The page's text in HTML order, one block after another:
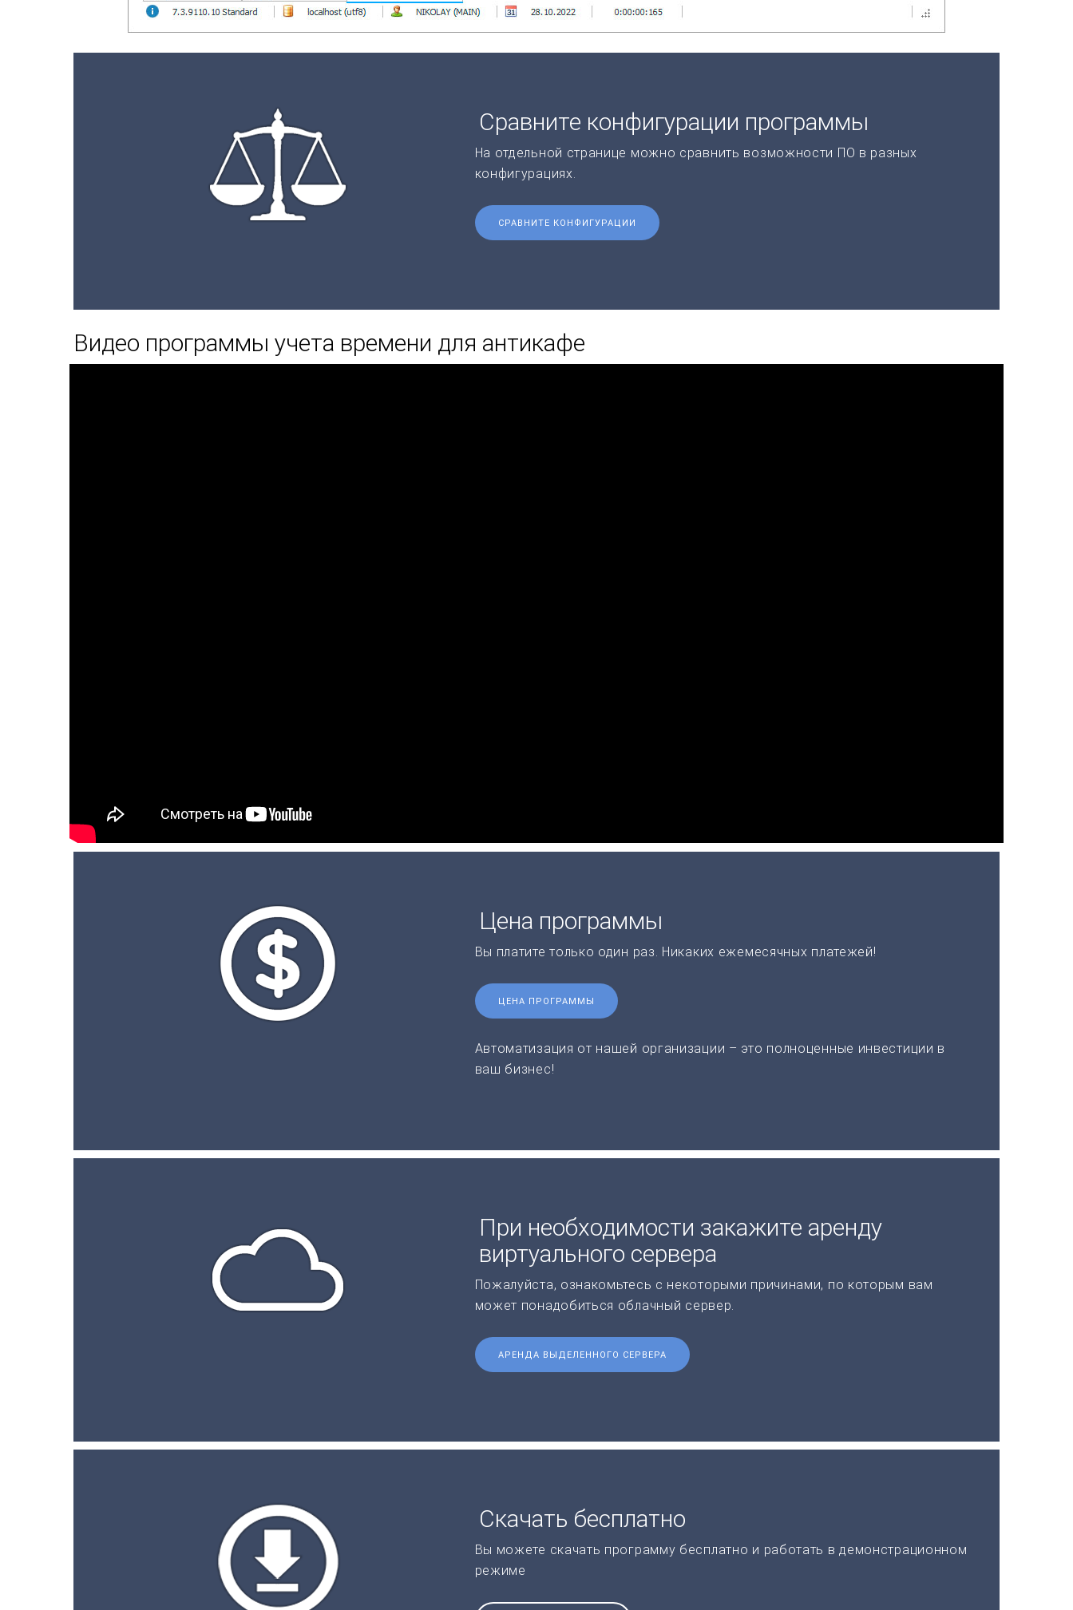
Сравните конфигурации программы
На отдельной странице можно сравнить возможности ПО в разных
конфигурациях.
СРАВНИТЕ КОНФИГУРАЦИИ
Видео программы учета времени для антикафе
Цена программы
Вы платите только один раз. Никаких ежемесячных платежей!
ЦЕНА ПРОГРАММЫ
Автоматизация от нашей организации – это полноценные инвестиции в
ваш бизнес!
При необходимости закажите аренду
виртуального сервера
Пожалуйста, ознакомьтесь с некоторыми причинами, по которым вам
может понадобиться облачный сервер.
АРЕНДА ВЫДЕЛЕННОГО СЕРВЕРА
Скачать бесплатно
Вы можете скачать программу бесплатно и работать в демонстрационном
режиме